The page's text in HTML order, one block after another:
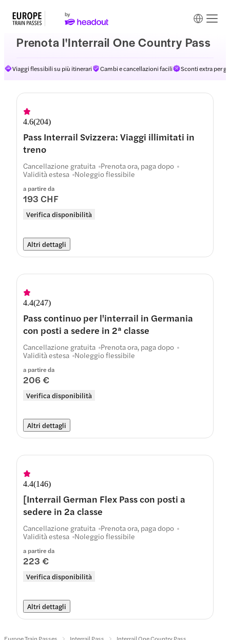
Prenota l'Interrail One Country Pass
Viaggi flessibili su più itinerari Cambi e cancellazioni facili Sconti extra per
4.6(204)
Pass Interrail Svizzera: Viaggi illimitati in
treno
a partire da
193 CHF
Verifica disponibilità
Cancellazione gratuita Prenota ora, paga dopo
Validità estesa Noleggio flessibile
Altri dettagli
4.4(247)
Pass continuo per l'interrail in Germania
con posti a sedere in 2ª classe
a partire da
206 €
Verifica disponibilità
Cancellazione gratuita Prenota ora, paga dopo
Validità estesa Noleggio flessibile
Altri dettagli
4.4(146)
[Interrail German Flex Pass con posti a
sedere in 2a classe
a partire da
223 €
Verifica disponibilità
Cancellazione gratuita Prenota ora, paga dopo
Validità estesa Noleggio flessibile
Altri dettagli